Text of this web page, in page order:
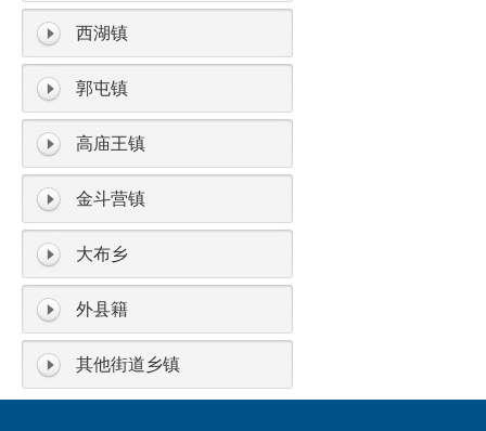
西湖镇
郭屯镇
高庙王镇
金斗营镇
大布乡
外县籍
其他街道乡镇